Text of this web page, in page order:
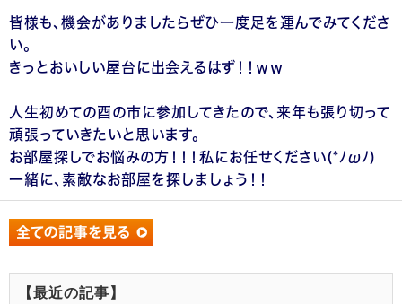
皆様も、機会がありましたらぜひ一度足を運んでみてくださ
い。
きっとおいしい屋台に出会えるはず！！ｗｗ
人生初めての酉の市に参加してきたので、来年も張り切って
頑張っていきたいと思います。
お部屋探しでお悩みの方！！！私にお任せください(*ﾉωﾉ)
一緒に、素敵なお部屋を探しましょう！！
【最近の記事】